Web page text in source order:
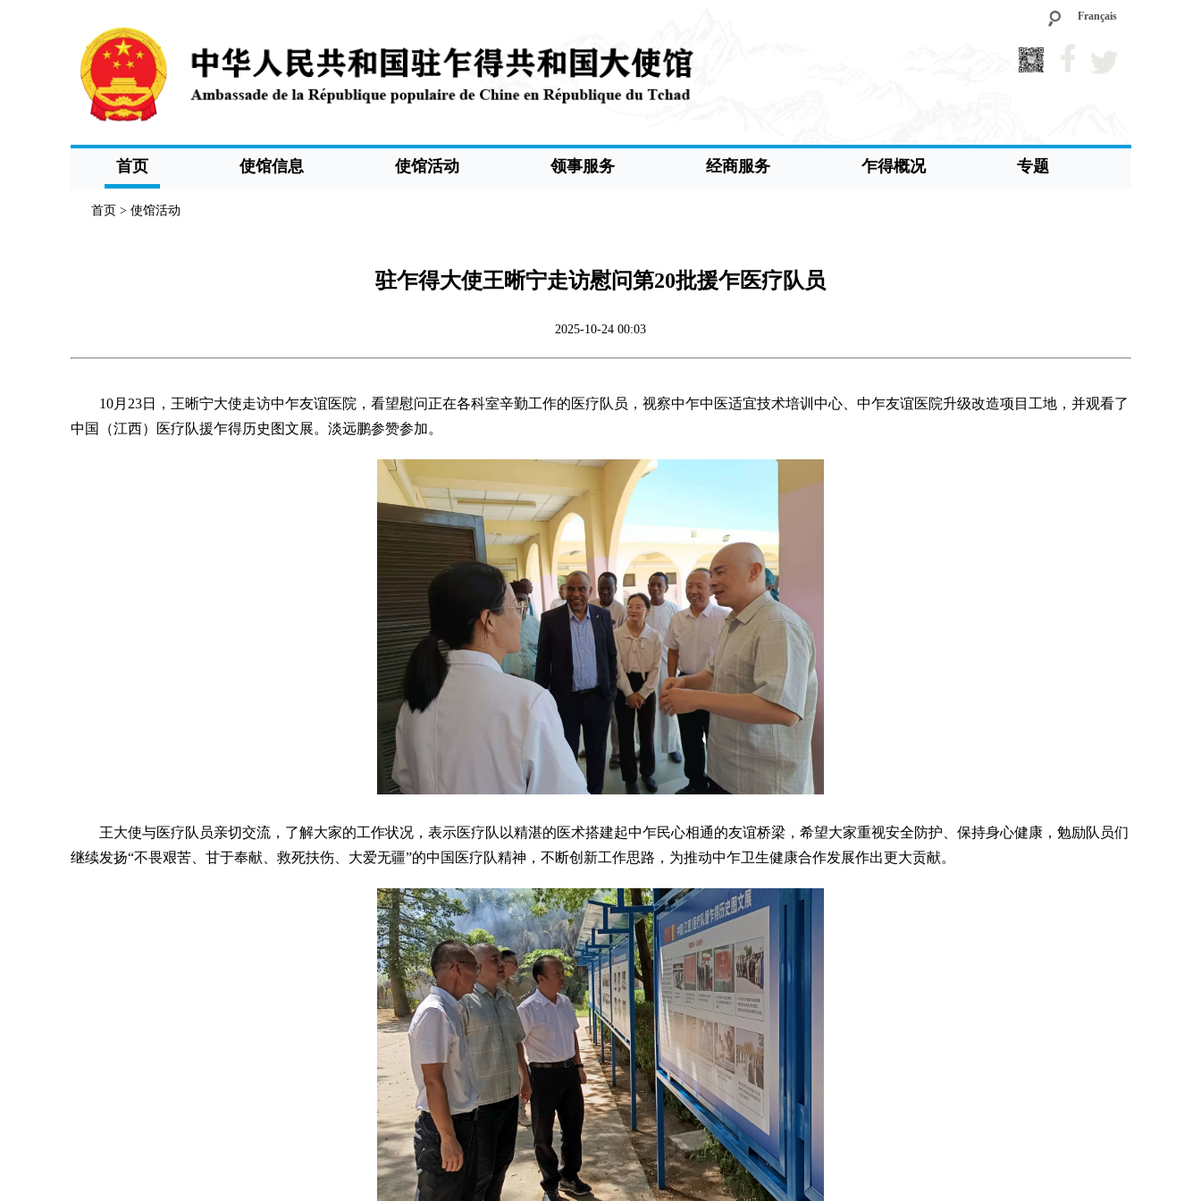
Français
首页 使馆信息 使馆活动 领事服务 经商服务 乍得概况 专题
首页 > 使馆活动
驻乍得大使王晰宁走访慰问第20批援乍医疗队员
2025-10-24 00:03
10月23日，王晰宁大使走访中乍友谊医院，看望慰问正在各科室辛勤工作的医疗队员，视察中乍中医适宜技术培训中心、中乍友谊医院升级改造项目工地，并观看了
中国（江西）医疗队援乍得历史图文展。淡远鹏参赞参加。
王大使与医疗队员亲切交流，了解大家的工作状况，表示医疗队以精湛的医术搭建起中乍民心相通的友谊桥梁，希望大家重视安全防护、保持身心健康，勉励队员们
继续发扬“不畏艰苦、甘于奉献、救死扶伤、大爱无疆”的中国医疗队精神，不断创新工作思路，为推动中乍卫生健康合作发展作出更大贡献。